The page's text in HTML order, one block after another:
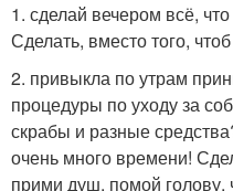
1. сделай вечером всё,
Сделать, вместо того,
2. привыкла по утрам
процедуры по уходу за
скрабы и разные
очень много времени!
прими душ, помой голову,